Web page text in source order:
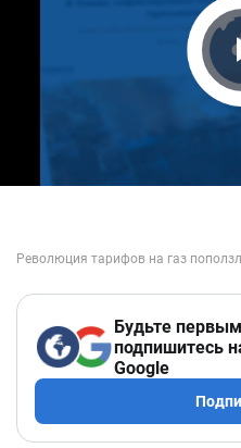
Будьте
подпишитесь
Google